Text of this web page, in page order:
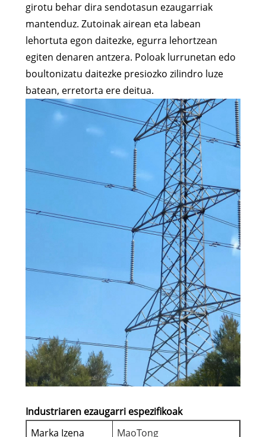
girotu behar dira sendotasun ezaugarriak
mantenduz. Zutoinak airean eta labean
lehortuta egon daitezke, egurra lehortzean
egiten denaren antzera. Poloak lurrunetan edo
boultonizatu daitezke presiozko zilindro luze
batean, erretorta ere deitua.
Industriaren ezaugarri espezifikoak
Marka Izena
MaoTong